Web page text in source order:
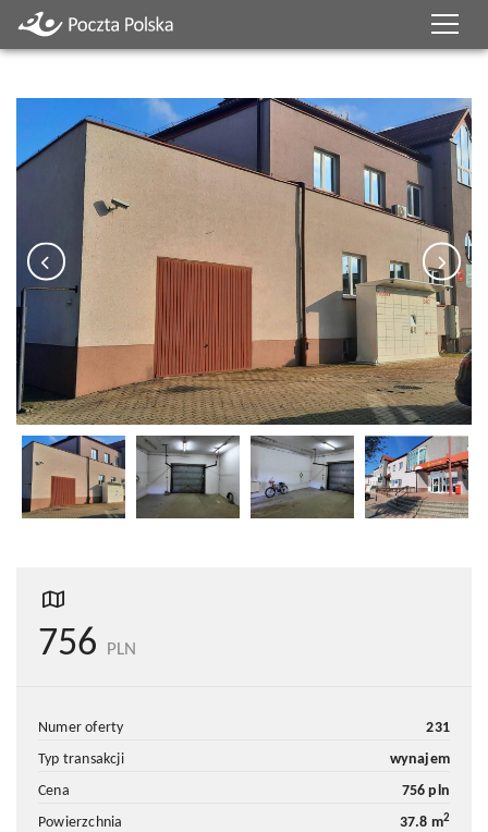
756 PLN
numer oferty
231
typ transakcji
wynajem
cena
756 pln
powierzchnia
37.8 m2